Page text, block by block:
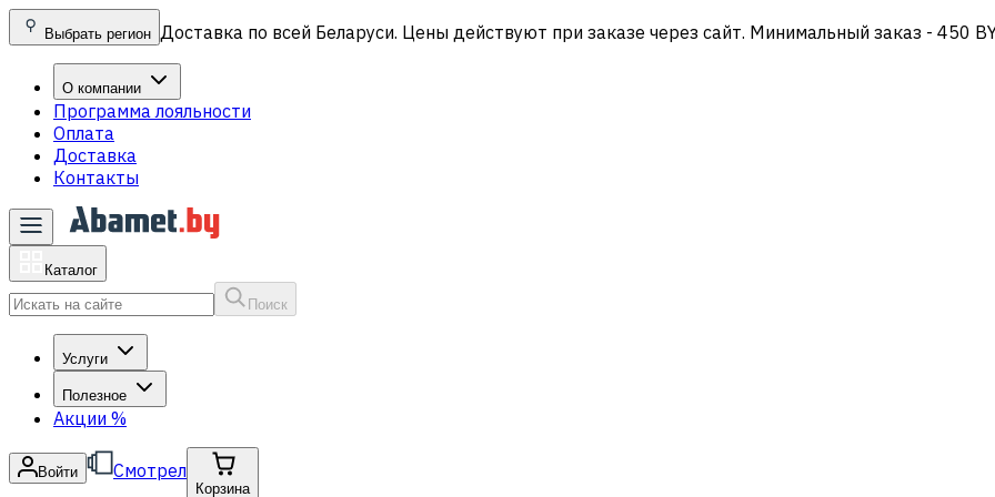
Выбрать регион Доставка по всей Беларуси. Цены действуют при заказе через сайт. Минимальный заказ - 450
О компании
Программа лояльности
Оплата
Доставка
Контакты
Каталог
Поиск
Услуги
Полезное
Акции %
Войти Смотрел
Корзина